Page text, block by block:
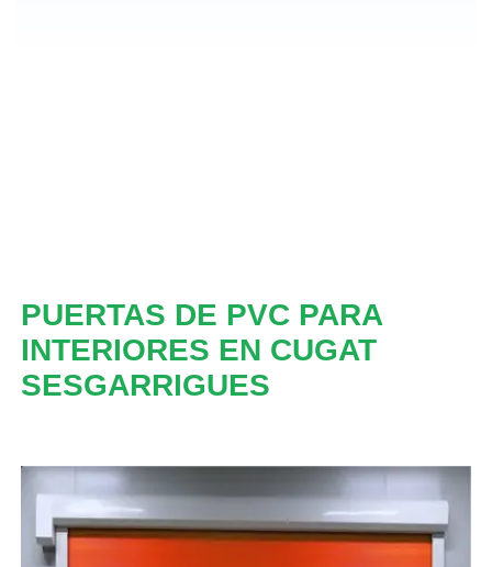
PUERTAS DE PVC PARA
INTERIORES EN CUGAT
SESGARRIGUES